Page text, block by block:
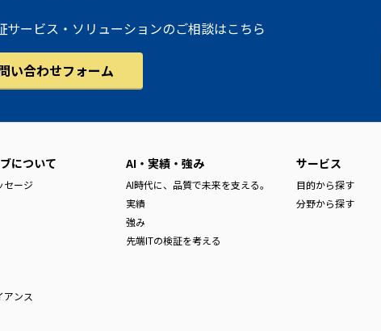
サービス・ソリューションのご相談はこちら
い合わせフォーム
について
セージ
アンス
AI・実績・強み
AI時代に、品質で未来を支える。
実績
強み
先端ITの検証を考える
サービス
目的から探す
分野から探す